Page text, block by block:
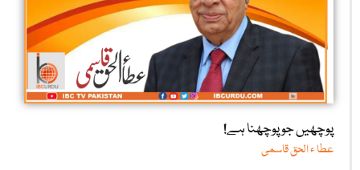
پوچھیں جو پوچھنا ہے!
عطا ء الحق قاسمی